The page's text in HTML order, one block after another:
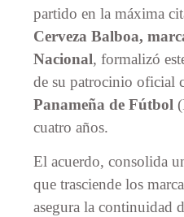
partido en la máxima
Cerveza Balboa,
Nacional, formalizó
de su patrocinio oficial
Panameña de Fútbol
cuatro años.
El acuerdo, consolida
que trasciende los
asegura la continuidad